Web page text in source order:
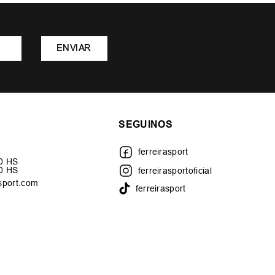
ENVIAR
HS
HS
SEGUINOS
ferreirasport
ferreirasportoficial
ferreirasport